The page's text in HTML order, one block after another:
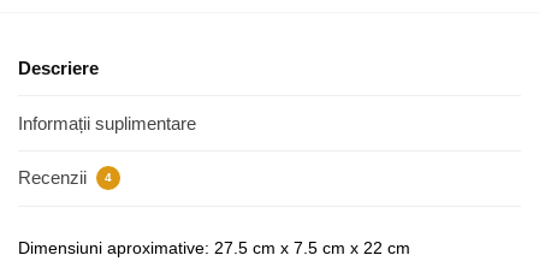
Descriere
Informații suplimentare
Recenzii 4
Dimensiuni aproximative: 27.5 cm x 7.5 cm x 22 cm